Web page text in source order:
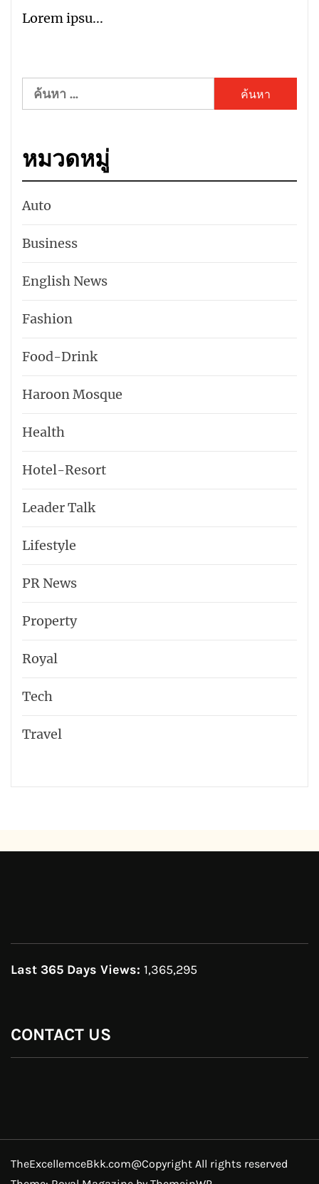
Lorem ipsu...
ค้นหา
สำหรับ:
หมวดหมู่
Auto
Business
English News
Fashion
Food-Drink
Haroon Mosque
Health
Hotel-​Resort
Leader Talk
Lifestyle
PR News
Property
Royal
Tech
Travel
Last 365 Days Views: 1,365,295
CONTACT US
TheExcellemceBkk.com@Copyright All rights reserved